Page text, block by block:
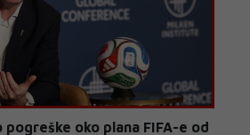
oko plana FIFA-e od